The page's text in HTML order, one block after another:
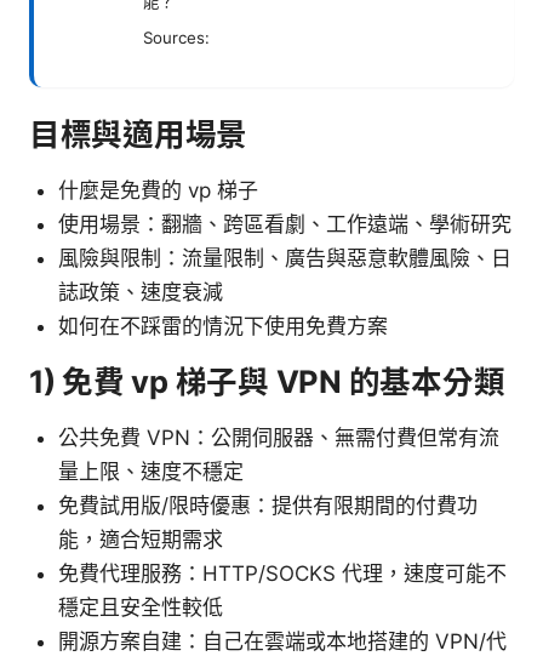
Sources:
目標與適用場景
什麼是免費的 vp 梯子
使用場景：翻牆、跨區看劇、工作遠端、學術研究
風險與限制：流量限制、廣告與惡意軟體風險、日
誌政策、速度衰減
如何在不踩雷的情況下使用免費方案
1) 免費 vp 梯子與 VPN 的基本分類
公共免費 VPN：公開伺服器、無需付費但常有流
量上限、速度不穩定
免費試用版/限時優惠：提供有限期間的付費功
能，適合短期需求
免費代理服務：HTTP/SOCKS 代理，速度可能不
穩定且安全性較低
開源方案自建：自己在雲端或本地搭建的 VPN/代